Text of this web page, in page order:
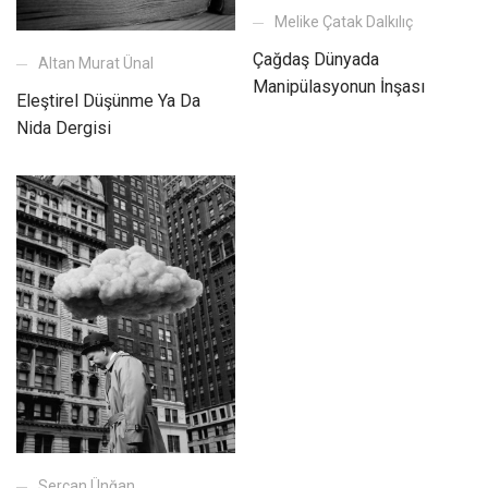
Altan Murat Ünal
Eleştirel Düşünme Ya Da
Nida Dergisi
Melike Çatak Dalkılıç
Çağdaş Dünyada
Manipülasyonun İnşası